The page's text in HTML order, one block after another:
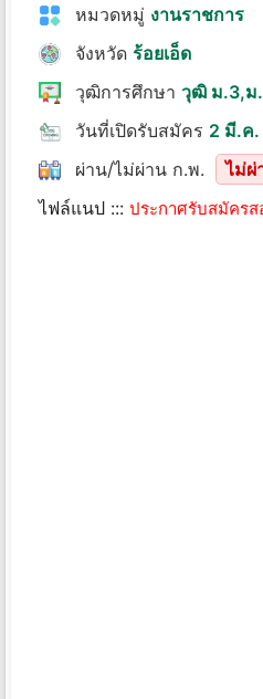
หมวดหมู่ งานราชการ
จังหวัด ร้อยเอ็ด
วุฒิการศึกษา วุฒิ ม.3,ม
วันที่เปิดรับสมัคร 2 มี.ค
ผ่าน/ไม่ผ่าน ก.พ.
ไม่ผ่
ไฟล์แนป ::: ประกาศรับสมัครส